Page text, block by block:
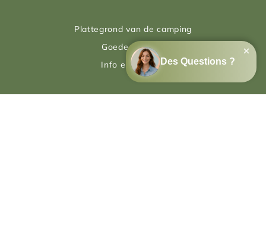
Plattegrond van de camping
Goede plannen
Info en contact